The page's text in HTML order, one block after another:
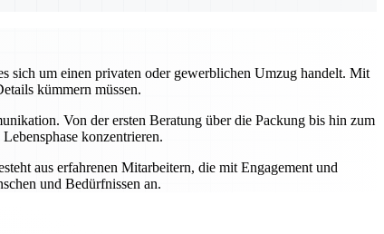
sich um einen privaten oder gewerblichen Umzug handelt. Mit
kümmern müssen.
Von der ersten Beratung über die Packung bis hin zum
konzentrieren.
aus erfahrenen Mitarbeitern, die mit Engagement und
und Bedürfnissen an.